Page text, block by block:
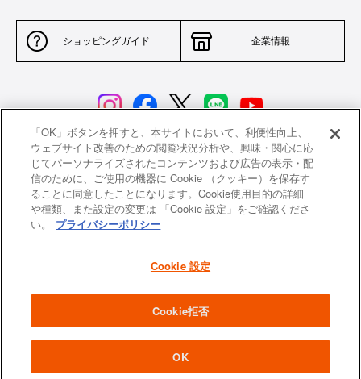
ショッピングガイド 企業情報
サイトポリシー 特定商取引法に基づく表示
並行輸入品について 個人情報保護方針
返品について
よくあるご質問 お問い合わせ
「OK」ボタンを押すと、本サイトにおいて、利便性向上、
ウェブサイト改善のための閲覧状況分析や、興味・関心に応
じてパーソナライズされたコンテンツおよび広告の表示・配
信のために、ご使用の機器に Cookie （クッキー）を保存す
ることに同意したことになります。Cookie使用目的の詳細
や種類、また設定の変更は 「Cookie 設定」をご確認くださ
い。
プライバシーポリシー
Cookie 設定
Cookie拒否
OK